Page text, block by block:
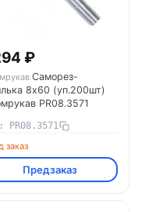
₽
Саморез-
8х60 (уп.200шт)
PR08.3571
PR08.3571
заказ
Предзаказ